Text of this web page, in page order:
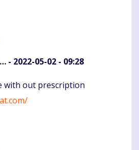
- 2022-05-02 - 09:28
with out prescription